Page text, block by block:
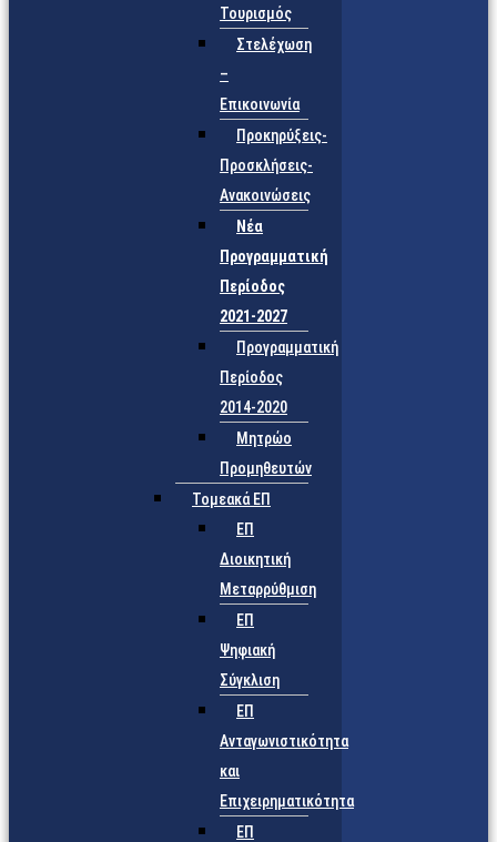
Τουρισμός
Στελέχωση
–
Επικοινωνία
Προκηρύξεις-
Προσκλήσεις-
Ανακοινώσεις
Νέα
Προγραμματική
Περίοδος
2021-2027
Προγραμματική
Περίοδος
2014-2020
Μητρώο
Προμηθευτών
Τομεακά ΕΠ
ΕΠ
Διοικητική
Μεταρρύθμιση
ΕΠ
Ψηφιακή
Σύγκλιση
ΕΠ
Ανταγωνιστικότητα
και
Επιχειρηματικότητα
ΕΠ